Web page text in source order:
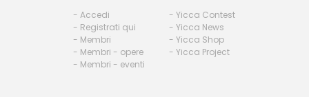
- Accedi
- Registrati qui
- Membri
- Membri - opere
- Membri - eventi
- Yicca Contest
- Yicca News
- Yicca Shop
- Yicca Project